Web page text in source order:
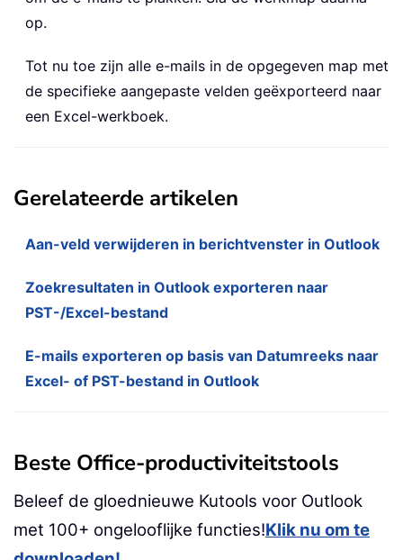
op.
Tot nu toe zijn alle e-mails in de opgegeven map met
de specifieke aangepaste velden geëxporteerd naar
een Excel-werkboek.
Gerelateerde artikelen
Aan-veld verwijderen in berichtvenster in Outlook
Zoekresultaten in Outlook exporteren naar
PST-/Excel-bestand
E-mails exporteren op basis van Datumreeks naar
Excel- of PST-bestand in Outlook
Beste Office-productiviteitstools
Beleef de gloednieuwe Kutools voor Outlook
met 100+ ongelooflijke functies!Klik nu om te